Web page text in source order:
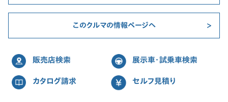
このクルマの情報ページへ
販売店検索 展示車・試乗車検索
カタログ請求 セルフ見積り